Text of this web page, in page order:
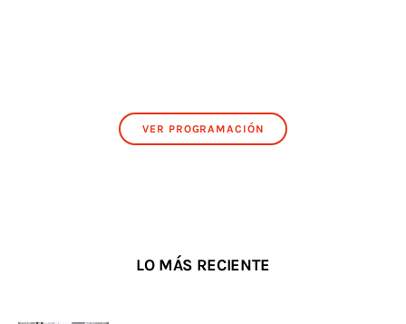
VER PROGRAMACIÓN
LO MÁS RECIENTE